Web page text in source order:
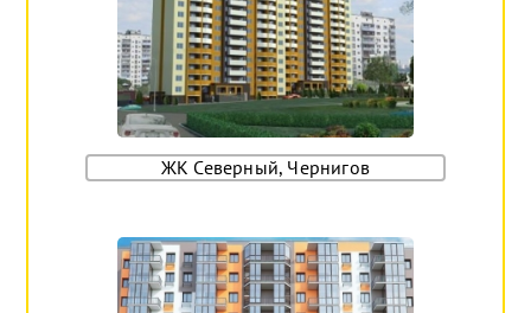
ЖК Северный, Чернигов